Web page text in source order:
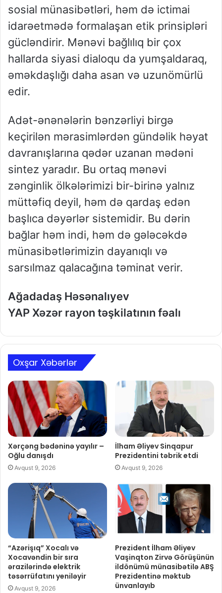
sosial münasibətləri, həm də ictimai
idarəetmədə formalaşan etik prinsipləri
gücləndirir. Mənəvi bağlılıq bir çox
hallarda siyasi dialoqu da yumşaldaraq,
əməkdaşlığı daha asan və uzunömürlü
edir.
Adət-ənənələrin bənzərliyi birgə
keçirilən mərasimlərdən gündəlik həyat
davranışlarına qədər uzanan mədəni
sintez yaradır. Bu ortaq mənəvi
zənginlik ölkələrimizi bir-birinə yalnız
müttəfiq deyil, həm də qardaş edən
başlıca dəyərlər sistemidir. Bu dərin
bağlar həm indi, həm də gələcəkdə
münasibətlərimizin dayanıqlı və
sarsılmaz qalacağına təminat verir.
Ağadadaş Həsənalıyev
YAP Xəzər rayon təşkilatının fəalı
Oxşar Xəbərlər
Xərçəng bədəninə yayılır –
Oğlu danışdı
Avqust 9, 2026
İlham Əliyev Sinqapur
Prezidentini təbrik etdi
Avqust 9, 2026
“Azərişıq” Xocalı və
Xocavəndin bir sıra
ərazilərində elektrik
təsərrüfatını yeniləyir
Avqust 9, 2026
Prezident İlham Əliyev
Vaşinqton Zirvə Görüşünün
ildönümü münasibətilə ABŞ
Prezidentinə məktub
ünvanlayıb